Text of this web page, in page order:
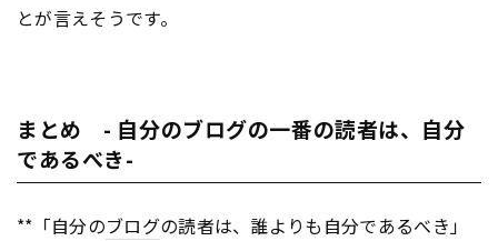
とが言えそうです。
まとめ - 自分のブログの一番の読者は、自分
であるべき-
**「自分のブログの読者は、誰よりも自分であるべき」